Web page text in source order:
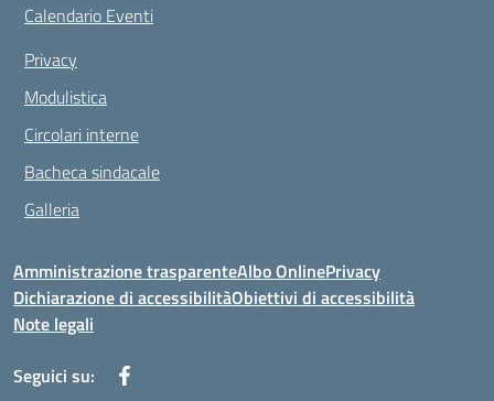
Calendario Eventi
Privacy
Modulistica
Circolari interne
Bacheca sindacale
Galleria
Amministrazione trasparenteAlbo OnlinePrivacy
Dichiarazione di accessibilitàObiettivi di accessibilità
Note legali
Seguici su: